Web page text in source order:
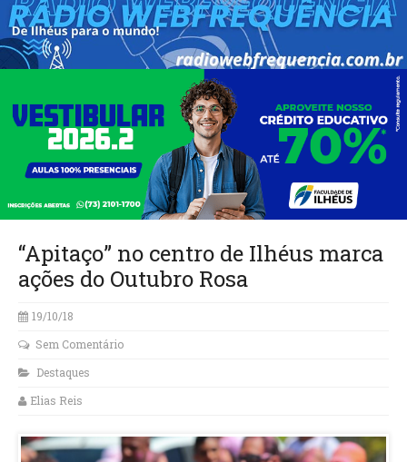
“Apitaço” no centro de Ilhéus marca
ações do Outubro Rosa
19/10/18
Sem Comentário
Destaques
Elias Reis